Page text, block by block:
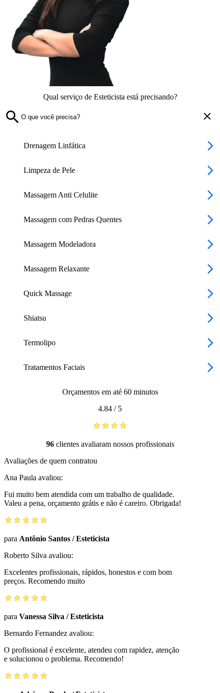
Qual serviço de Esteticista está precisando?
Drenagem Linfática
Limpeza de Pele
Massagem Anti Celulite
Massagem com Pedras Quentes
Massagem Modeladora
Massagem Relaxante
Quick Massage
Shiatsu
Termolipo
Tratamentos Faciais
Orçamentos em até 60 minutos
4.84 / 5
96clientes avaliaram nossos profissionais
Avaliações de quem contratou
Ana Paula avaliou:
Fui muito bem atendida com um trabalho de qualidade.
Valeu a pena, orçamento grátis e não é careiro. Obrigada!
para Antônio Santos /Esteticista
Roberto Silva avaliou:
Excelentes profissionais, rápidos, honestos e com bom
preços. Recomendo muito
para Vanessa Silva /Esteticista
Bernardo Fernandez avaliou:
O profissional é excelente, atendeu com rapidez, atenção
e solucionou o problema. Recomendo!